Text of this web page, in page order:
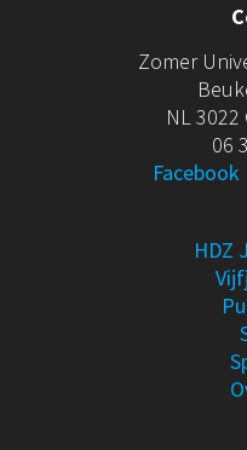
Zomer
NL
06
Facebook
HDZ